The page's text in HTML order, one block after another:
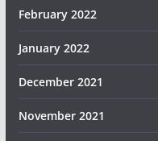
February 2022
January 2022
December 2021
November 2021